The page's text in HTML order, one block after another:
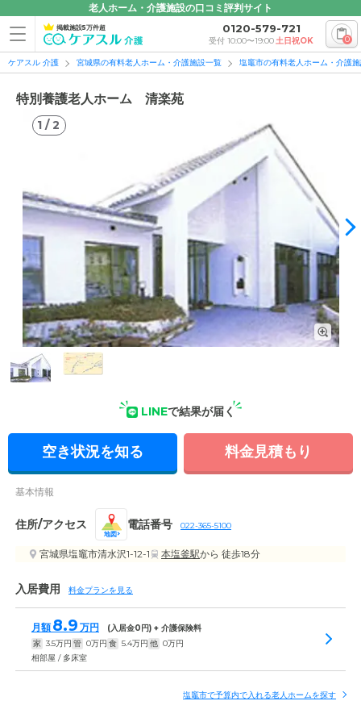
老人ホーム・介護施設の口コミ評判サイト
掲載施設5万件超 0120-579-721
受付 10:00〜19:00土日祝OK 0
ケアスル 介護 宮城県の有料老人ホーム・介護施設一覧 塩竈市の有料老人ホーム・介護
特別養護老人ホーム 清楽苑
1 /2
LINEで結果が届く
空き状況を知る 料金見積もり
基本情報
住所/アクセス
地図
電話番号 022-365-5100
宮城県塩竈市清水沢1-12-1 本塩釜駅から 徒歩18分
入居費用 料金プランを見る
月額 8.9 万円 (入居金0円) + 介護保険料
家 3.5万円 管 0万円 食 5.4万円 他 0万円
相部屋 / 多床室
塩竈市で予算内で入れる老人ホームを探す